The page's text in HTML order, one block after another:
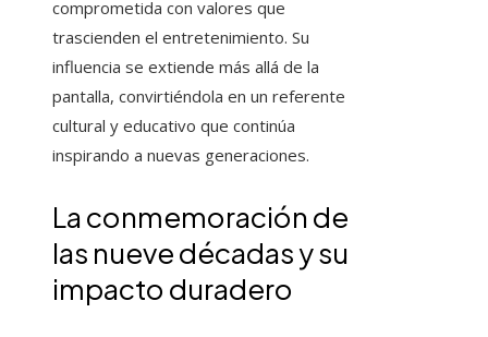
comprometida con valores que
trascienden el entretenimiento. Su
influencia se extiende más allá de la
pantalla, convirtiéndola en un referente
cultural y educativo que continúa
inspirando a nuevas generaciones.
La conmemoración de
las nueve décadas y su
impacto duradero